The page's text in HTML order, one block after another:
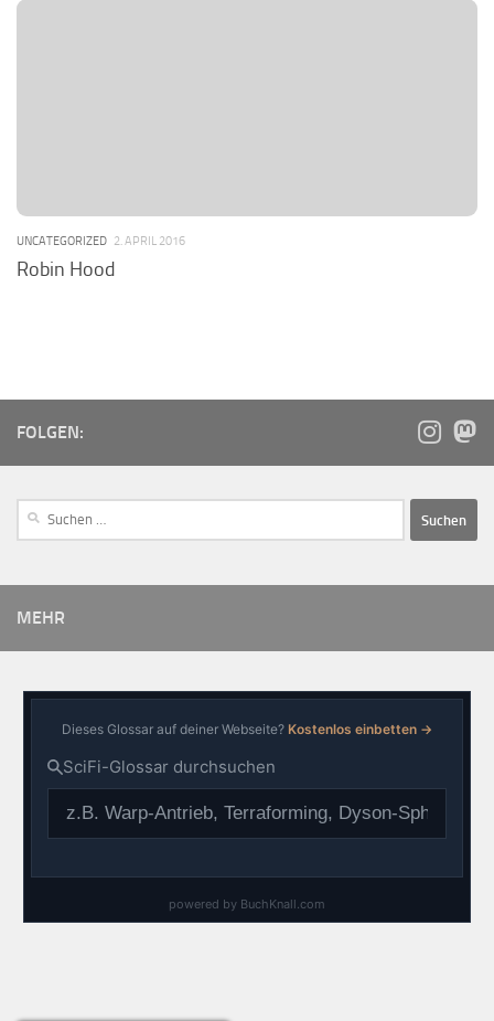
UNCATEGORIZED 2. APRIL 2016
Robin Hood
FOLGEN:
MEHR